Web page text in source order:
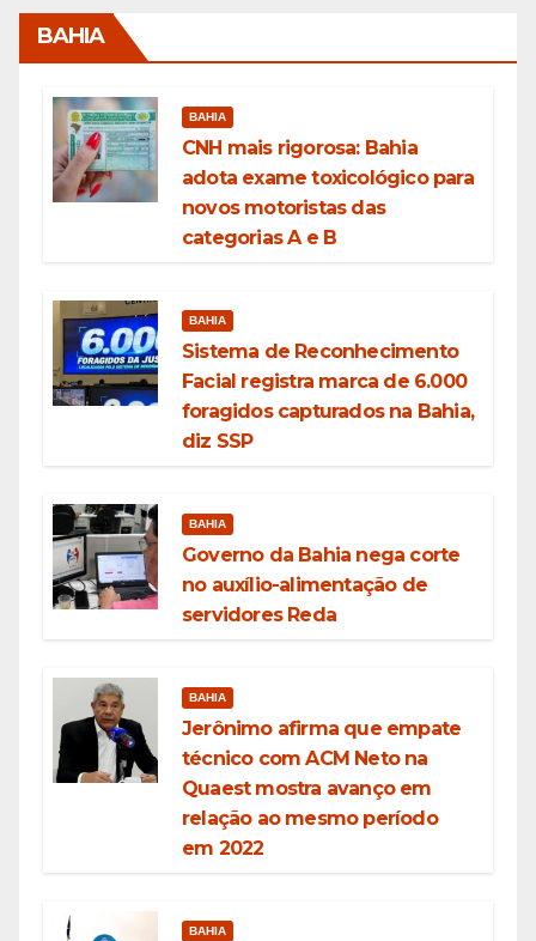
BAHIA
BAHIA
CNH mais rigorosa: Bahia
adota exame toxicológico para
novos motoristas das
categorias A e B
BAHIA
Sistema de Reconhecimento
Facial registra marca de 6.000
foragidos capturados na Bahia,
diz SSP
BAHIA
Governo da Bahia nega corte
no auxílio-alimentação de
servidores Reda
BAHIA
Jerônimo afirma que empate
técnico com ACM Neto na
Quaest mostra avanço em
relação ao mesmo período
em 2022
BAHIA